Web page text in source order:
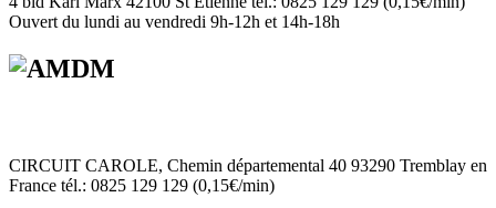
Ouvert du lundi au vendredi 9h-12h et 14h-18h
CIRCUIT CAROLE, Chemin départemental 40 93290 Tremblay en
France tél.: 0825 129 129 (0,15€/min)